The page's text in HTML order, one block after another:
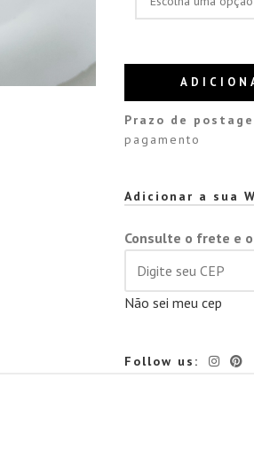
Prazo de
pagamento
Alternative:
Adicionar a sua
Consulte o frete e
Não sei meu cep
Follow us: